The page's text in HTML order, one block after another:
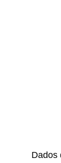
Dados